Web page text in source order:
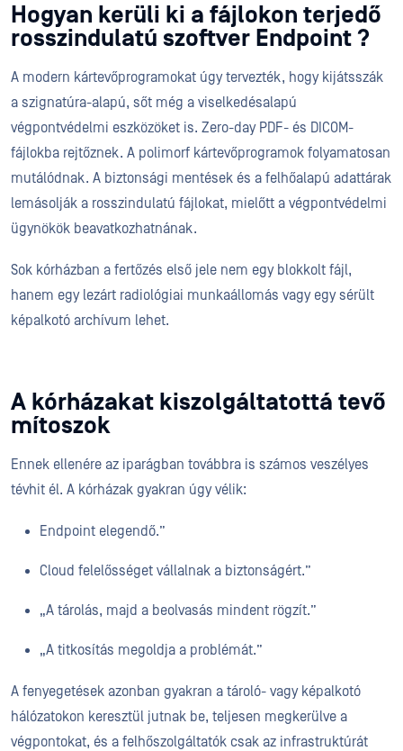
Hogyan kerüli ki a fájlokon terjedő
rosszindulatú szoftver Endpoint ?
A modern kártevőprogramokat úgy tervezték, hogy kijátsszák
a szignatúra-alapú, sőt még a viselkedésalapú
végpontvédelmi eszközöket is. Zero-day PDF- és DICOM-
fájlokba rejtőznek. A polimorf kártevőprogramok folyamatosan
mutálódnak. A biztonsági mentések és a felhőalapú adattárak
lemásolják a rosszindulatú fájlokat, mielőtt a végpontvédelmi
ügynökök beavatkozhatnának.
Sok kórházban a fertőzés első jele nem egy blokkolt fájl,
hanem egy lezárt radiológiai munkaállomás vagy egy sérült
képalkotó archívum lehet.
A kórházakat kiszolgáltatottá tevő
mítoszok
Ennek ellenére az iparágban továbbra is számos veszélyes
tévhit él. A kórházak gyakran úgy vélik:
Endpoint elegendő.”
Cloud felelősséget vállalnak a biztonságért.”
„A tárolás, majd a beolvasás mindent rögzít.”
„A titkosítás megoldja a problémát.”
A fenyegetések azonban gyakran a tároló- vagy képalkotó
hálózatokon keresztül jutnak be, teljesen megkerülve a
végpontokat, és a felhőszolgáltatók csak az infrastruktúrát